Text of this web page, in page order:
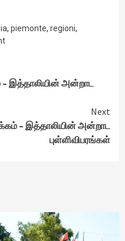
, piemonte, regioni,
இத்தாலியின் அன்றாட
Next
– இத்தாலியின் அன்றாட
புள்ளிவிபரங்கள்